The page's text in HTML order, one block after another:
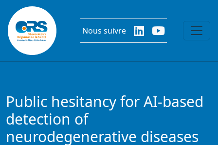
Aller au contenu principal
Nous suivre
Public hesitancy for AI-based
detection of
neurodegenerative diseases